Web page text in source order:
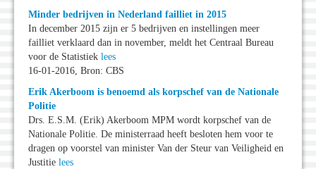
Minder bedrijven in Nederland failliet in 2015
In december 2015 zijn er 5 bedrijven en instellingen meer
failliet verklaard dan in november, meldt het Centraal Bureau
voor de Statistiek lees
16-01-2016, Bron: CBS
Erik Akerboom is benoemd als korpschef van de Nationale
Politie
Drs. E.S.M. (Erik) Akerboom MPM wordt korpschef van de
Nationale Politie. De ministerraad heeft besloten hem voor te
dragen op voorstel van minister Van der Steur van Veiligheid en
Justitie lees